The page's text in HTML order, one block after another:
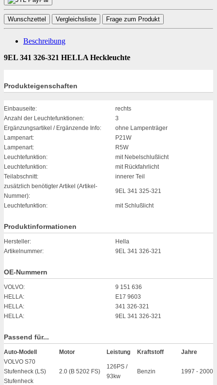
Wunschzettel Vergleichsliste Frage zum Produkt
Beschreibung
9EL 341 326-321 HELLA Heckleuchte
Produkteigenschaften
Einbauseite:
rechts
Anzahl der Leuchtefunktionen:
3
Ergänzungsartikel / Ergänzende Info:
ohne Lampenträger
Lampenart:
P21W
Lampenart:
R5W
Leuchtefunktion:
mit Nebelschlußlicht
Leuchtefunktion:
mit Rückfahrlicht
Teilabschnitt:
innerer Teil
zusätzlich benötigter Artikel (Artikel-
Nummer):
9EL 341 325-321
Leuchtefunktion: mit Schlußlicht
Produktinformationen
Hersteller:
Hella
Artikelnummer:
9EL 341 326-321
OE-Nummern
VOLVO:
9 151 636
HELLA:
E17 9603
HELLA:
341 326-321
HELLA:
9EL 341 326-321
Passend für...
Auto-Modell Motor Leistung Kraftstoff
Jahre
VOLVO S70
Stufenheck (LS)
Stufenheck
2.0 (B 5202 FS)
126PS /
93kw
Benzin 1997 - 2000